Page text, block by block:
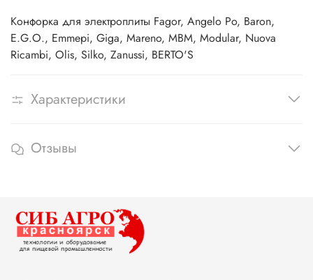
Конфорка для электроплиты Fagor, Angelo Po, Baron,
E.G.O., Emmepi, Giga, Mareno, MBM, Modular, Nuova
Ricambi, Olis, Silko, Zanussi, BERTO'S
Характеристики
Отзывы